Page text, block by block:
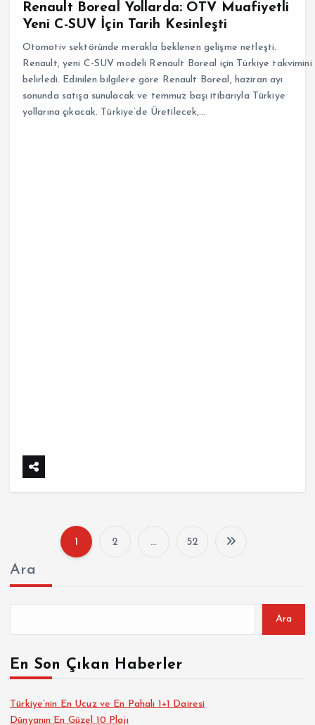
Renault Boreal Yollarda: ÖTV Muafiyetli
Yeni C-SUV İçin Tarih Kesinleşti
Otomotiv sektöründe merakla beklenen gelişme netleşti.
Renault, yeni C-SUV modeli Renault Boreal için Türkiye takvimini
belirledi. Edinilen bilgilere göre Renault Boreal, haziran ayı
sonunda satışa sunulacak ve temmuz başı itibarıyla Türkiye
yollarına çıkacak. Türkiye’de Üretilecek,…
ı
s
1 2 … 52
Ara
Ara
En Son Çıkan Haberler
Türkiye’nin En Ucuz ve En Pahalı 1+1 Dairesi
Dünyanın En Güzel 10 Plajı